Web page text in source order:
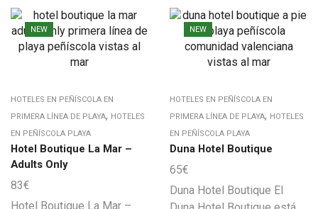
NEW
HOTELES EN PEÑÍSCOLA EN
PRIMERA LÍNEA DE PLAYA, HOTELES
EN PEÑÍSCOLA PLAYA
Hotel Boutique La Mar –
Adults Only
83€
Hotel Boutique La Mar –
NEW
HOTELES EN PEÑÍSCOLA EN
PRIMERA LÍNEA DE PLAYA, HOTELES
EN PEÑÍSCOLA PLAYA
Duna Hotel Boutique
65€
Duna Hotel Boutique El